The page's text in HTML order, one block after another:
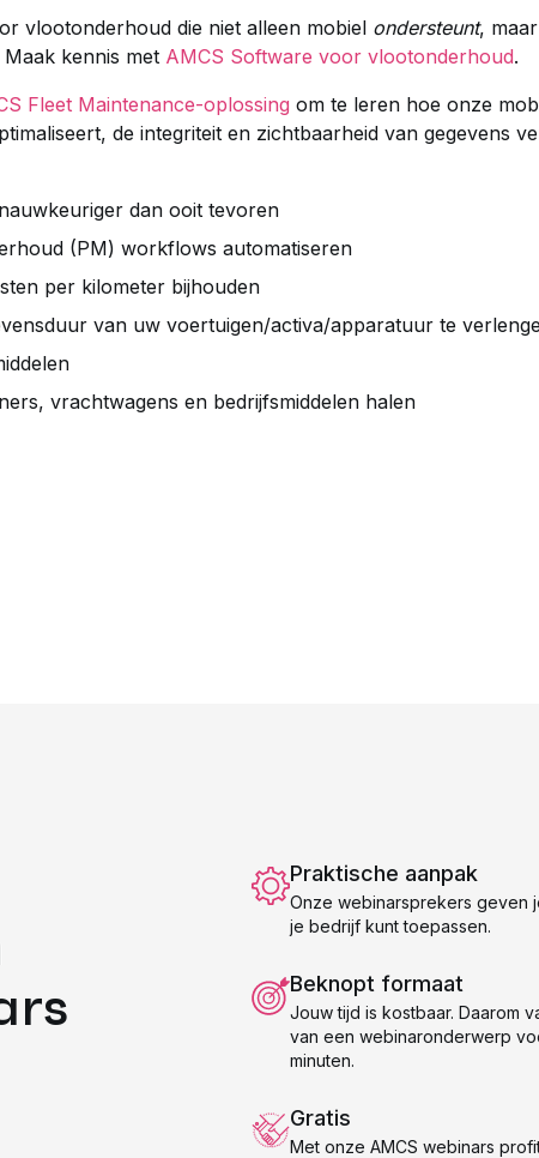
vlootonderhoud die niet alleen mobiel ondersteunt, maar
kennis met AMCS Software voor vlootonderhoud.
Fleet Maintenance-oplossing om te leren hoe onze
de integriteit en zichtbaarheid van gegevens
dan ooit tevoren
(PM) workflows automatiseren
per kilometer bijhouden
van uw voertuigen/activa/apparatuur te
vrachtwagens en bedrijfsmiddelen halen
Praktische aanpak
Onze webinarsprekers geven
je bedrijf kunt toepassen.
Beknopt formaat
Jouw tijd is kostbaar. Daarom
van een webinaronderwerp
minuten.
Gratis
Met onze AMCS webinars